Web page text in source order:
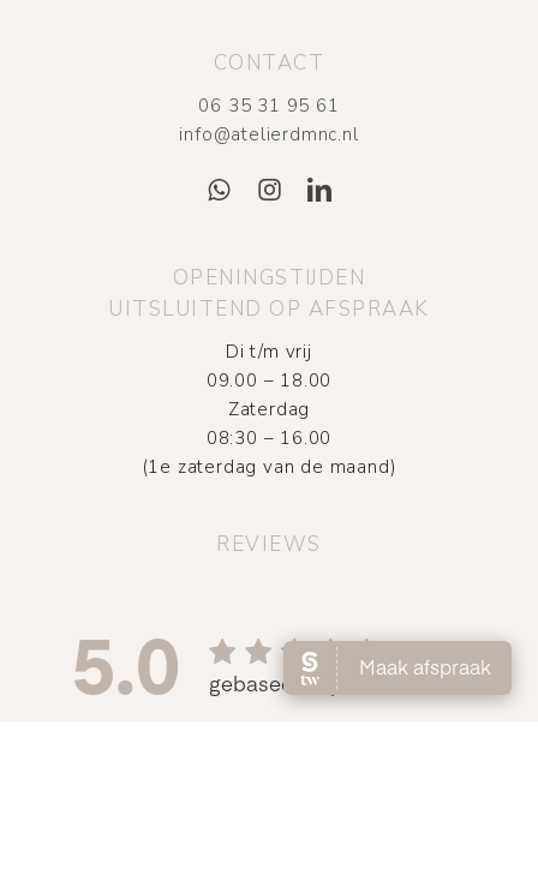
CONTACT
06 35 31 95 61
info@atelierdmnc.nl
OPENINGSTIJDEN
UITSLUITEND OP AFSPRAAK
Di t/m vrij
09.00 – 18.00
Zaterdag
08:30 – 16.00
(1e zaterdag van de maand)
REVIEWS